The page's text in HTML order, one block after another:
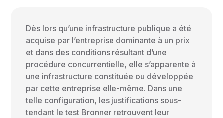
Dès lors qu’une infrastructure publique a été
acquise par l’entreprise dominante à un prix
et dans des conditions résultant d’une
procédure concurrentielle, elle s’apparente à
une infrastructure constituée ou développée
par cette entreprise elle-même. Dans une
telle configuration, les justifications sous-
tendant le test Bronner retrouvent leur